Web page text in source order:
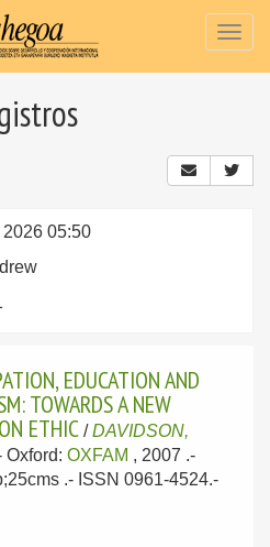
05:50
EDUCATION AND
TOWARDS A NEW
ETHIC /DAVIDSON,
Oxford: OXFAM , 2007 .-
.- ISSN 0961-4524.-